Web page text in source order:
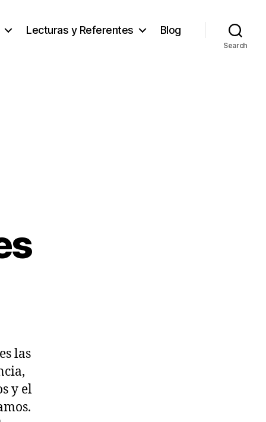
Lecturas y Referentes Blog
Search
las
y el